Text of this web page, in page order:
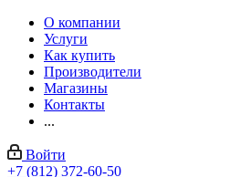
О компании
Услуги
Как купить
Производители
Магазины
Контакты
...
Войти
+7 (812) 372-60-50